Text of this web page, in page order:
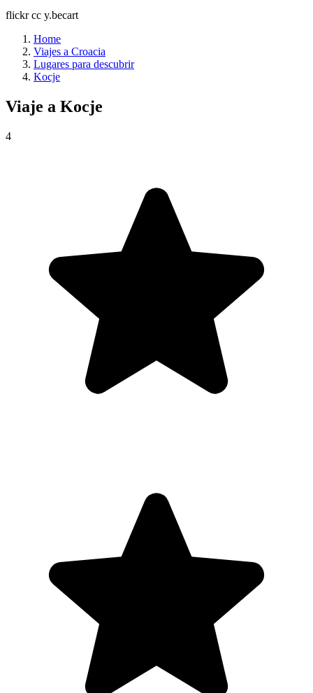
flickr cc y.becart
Home
Viajes a Croacia
Lugares para descubrir
Kocje
Viaje a Kocje
4